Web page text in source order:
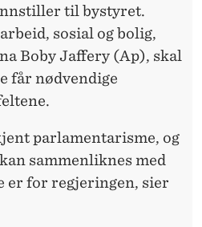
til bystyret.
sosial og bolig,
Boby Jaffery (Ap), skal
får nødvendige
parlamentarisme, og
sammenliknes med
er for regjeringen, sier